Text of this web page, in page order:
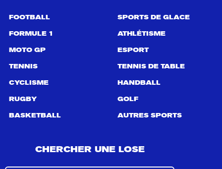
FOOTBALL
FORMULE 1
MOTO GP
TENNIS
CYCLISME
RUGBY
BASKETBALL
SPORTS DE GLACE
ATHLÉTISME
ESPORT
TENNIS DE TABLE
HANDBALL
GOLF
AUTRES SPORTS
CHERCHER UNE LOSE